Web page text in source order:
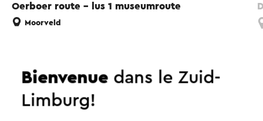
Oerboer route – lus 1 museumroute
Moorveld
À faire dans la région!
Bienvenuedans le Zuid-
Limburg!